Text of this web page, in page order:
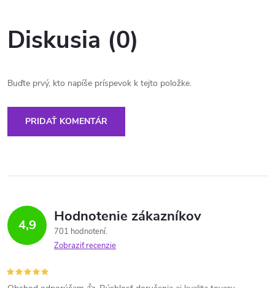
Diskusia (0)
Buďte prvý, kto napíše príspevok k tejto položke.
PRIDAŤ KOMENTÁR
4,9 Hodnotenie zákazníkov
701 hodnotení
Zobraziť recenzie